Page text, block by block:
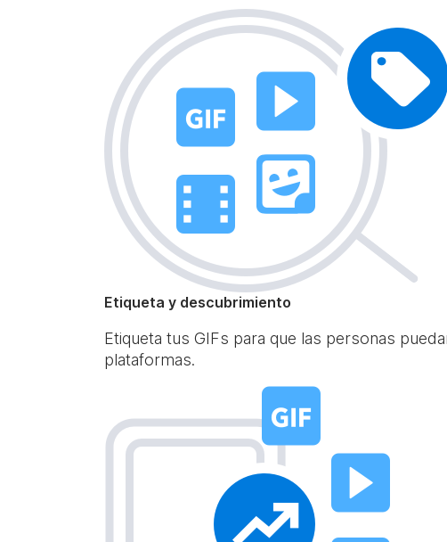
Etiqueta y descubrimiento
Etiqueta tus GIFs para que las personas
plataformas.